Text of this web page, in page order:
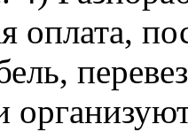
оплата,